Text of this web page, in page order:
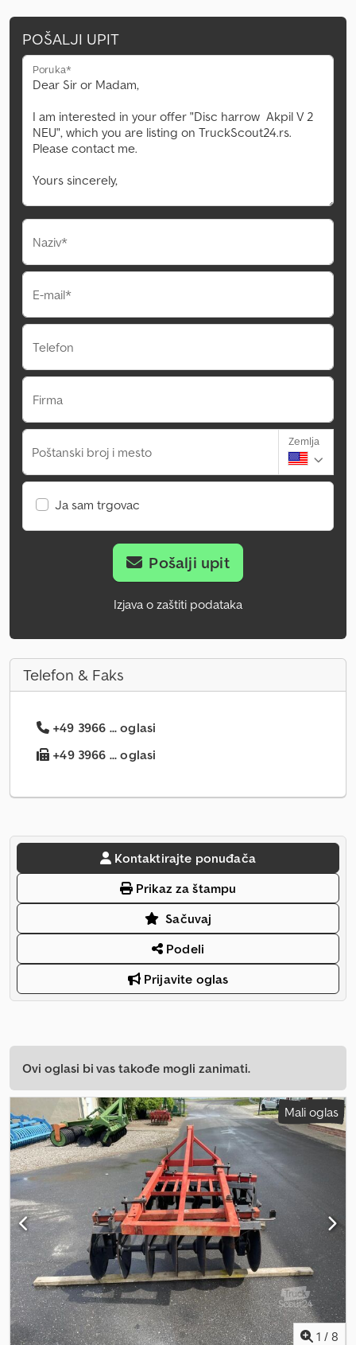
POŠALJI UPIT
Poruka*
Naziv*
E-mail*
Telefon
Firma
Poštanski broj i mesto
Zemlja
Ja sam trgovac
Pošalji upit
Izjava o zaštiti podataka
Telefon & Faks
+49 3966 ... oglasi
+49 3966 ... oglasi
Kontaktirajte ponuđača
Prikaz za štampu
Sačuvaj
Podeli
Prijavite oglas
Ovi oglasi bi vas takođe mogli zanimati.
Mali oglas
1 / 8